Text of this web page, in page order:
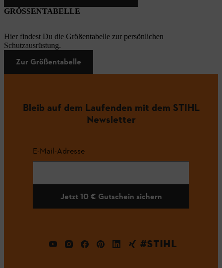
GRÖSSENTABELLE
Hier findest Du die Größentabelle zur persönlichen
Schutzausrüstung.
Zur Größentabelle
Bleib auf dem Laufenden mit dem STIHL
Newsletter
E-Mail-Adresse
Jetzt 10 € Gutschein sichern
#STIHL